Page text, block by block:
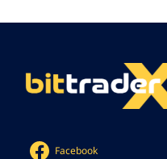
Facebook